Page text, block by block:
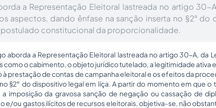
a Representação Eleitoral lastreada no artigo 30-
aspectos, dando ênfase na sanção inserta no §2° do
postulado constitucional da proporcionalidade.
aborda a Representação Eleitoral lastreada no artigo 30-A, da
como o cabimento, o objeto jurídico tutelado, a legitimidade ativa
à prestação de contas de campanha eleitoral e os efeitos da
§2° do dispositivo legal em liça. A partir do momento em que o
imposição da gravosa sanção de negação ou cassação de
e/ou gastos ilícitos de recursos eleitorais, objetiva-se, não